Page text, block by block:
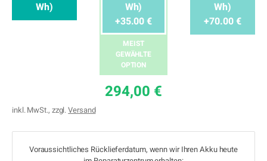
Wh)
Wh)
+35.00 €
MEIST
GEWÄHLTE
OPTION
Wh)
+70.00 €
294,00 €
inkl. MwSt., zzgl.Versand
Voraussichtliches Rücklieferdatum, wenn wir Ihren Akku heute